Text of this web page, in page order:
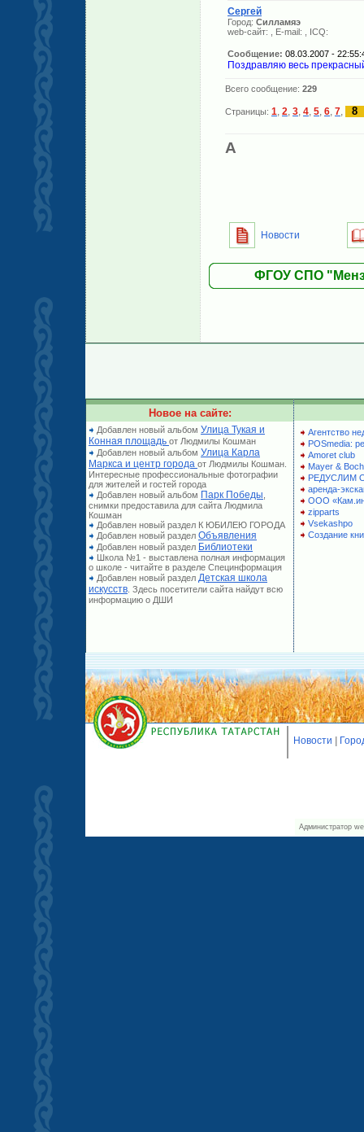
Сергей
Город: Силламяэ
web-сайт:
, E-mail: , ICQ:
Сообщение: 08.03.2007 -
Поздравляю весь
Всего сообщение: 229
Страницы: 1, 2, 3, 4, 5, 6, 7, 8
A
Новости
ФГОУ СПО
Новое на сайте:
Добавлен новый альбом Улица Тукая и
Конная площадь от Людмилы Кошман
Добавлен новый альбом Улица Карла
Маркса и центр города от Людмилы Кошман.
Интересные профессиональные фотографии
для жителей и гостей города
Добавлен новый альбом Парк Победы
снимки предоставила для сайта Людмила
Кошман
Добавлен новый раздел К ЮБИЛЕЮ ГОРОДА
Добавлен новый раздел Объявления
Добавлен новый раздел Библиотеки
Школа №1 - выставлена полная информация
о школе - читайте в разделе Специнформация
Добавлен новый раздел Детская школа
искусств . Здесь посетители сайта найдут всю
информацию о ДШИ
Агентство
POSmedia:
Amoret club
Mayer & Boch
РЕДУСЛИМ
аренда-
ООО
zipparts
Vsekashpo
Создание
Новости
Администратор